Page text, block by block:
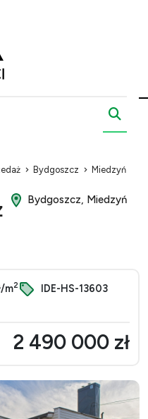
Bydgoszcz Miedzyń
Bydgoszcz, Miedzyń
m2
IDE-HS-13603
2 490 000 zł